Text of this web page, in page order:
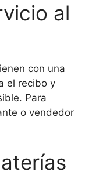
al
con una
el recibo y
Para
o vendedor